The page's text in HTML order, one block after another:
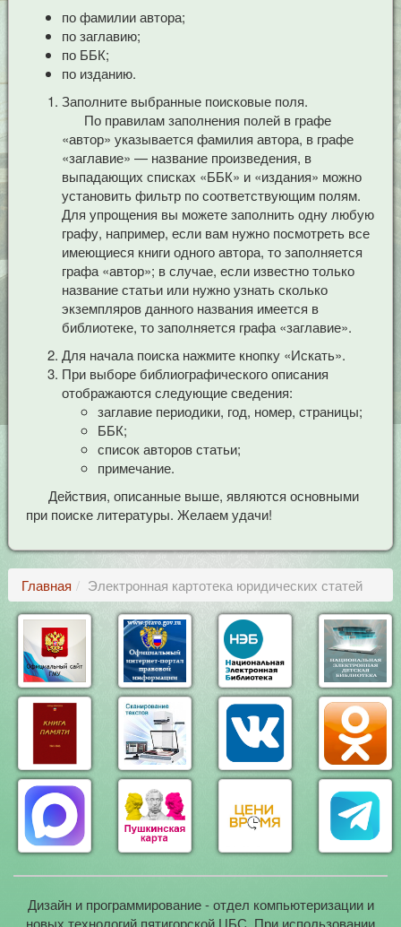
по фамилии автора;
по заглавию;
по ББК;
по изданию.
Заполните выбранные поисковые поля.
По правилам заполнения полей в графе
«автор» указывается фамилия автора, в графе
«заглавие» — название произведения, в
выпадающих списках «ББК» и «издания» можно
установить фильтр по соответствующим полям.
Для упрощения вы можете заполнить одну любую
графу, например, если вам нужно посмотреть все
имеющиеся книги одного автора, то заполняется
графа «автор»; в случае, если известно только
название статьи или нужно узнать сколько
экземпляров данного названия имеется в
библиотеке, то заполняется графа «заглавие».
Для начала поиска нажмите кнопку «Искать».
При выборе библиографического описания
отображаются следующие сведения:
заглавие периодики, год, номер, страницы;
ББК;
список авторов статьи;
примечание.
Действия, описанные выше, являются основными
при поиске литературы. Желаем удачи!
Главная Электронная картотека юридических статей
Дизайн и программирование - отдел компьютеризации и